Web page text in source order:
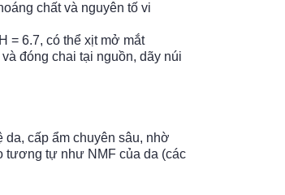
chất và nguyên tố vi
= 6.7, có thể xịt mở mắt
đóng chai tại nguồn, dãy núi
da, cấp ẩm chuyên sâu, nhờ
tương tự như NMF của da (các